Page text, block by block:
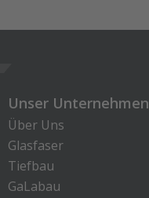
Unser Unternehmen
Über Uns
Glasfaser
Tiefbau
GaLabau